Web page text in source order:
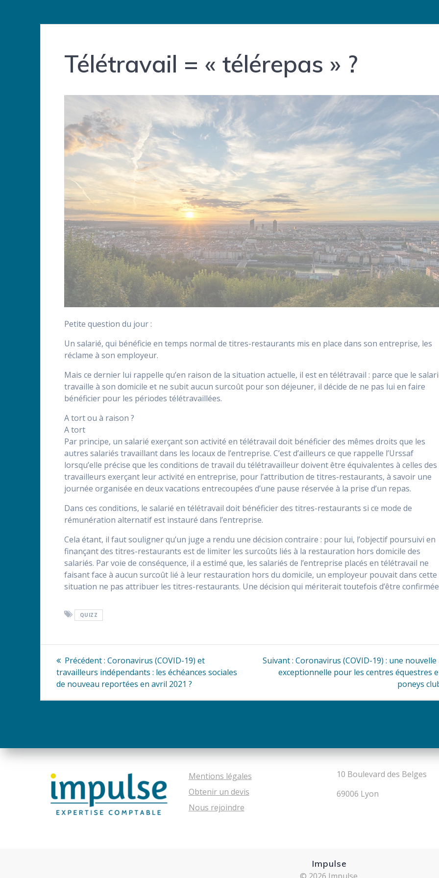
Télétravail = « télérepas » ?
Petite question du jour :
Un salarié, qui bénéficie en temps normal de titres-restaurants mis en place dans son entreprise, les
réclame à son employeur.
Mais ce dernier lui rappelle qu’en raison de la situation actuelle, il est en télétravail : parce que le
travaille à son domicile et ne subit aucun surcoût pour son déjeuner, il décide de ne pas lui en faire
bénéficier pour les périodes télétravaillées.
A tort ou à raison ?
A tort
Par principe, un salarié exerçant son activité en télétravail doit bénéficier des mêmes droits que les
autres salariés travaillant dans les locaux de l’entreprise. C’est d’ailleurs ce que rappelle l’Urssaf
lorsqu’elle précise que les conditions de travail du télétravailleur doivent être équivalentes à celles des
travailleurs exerçant leur activité en entreprise, pour l’attribution de titres-restaurants, à savoir une
journée organisée en deux vacations entrecoupées d’une pause réservée à la prise d’un repas.
Dans ces conditions, le salarié en télétravail doit bénéficier des titres-restaurants si ce mode de
rémunération alternatif est instauré dans l’entreprise.
Cela étant, il faut souligner qu’un juge a rendu une décision contraire : pour lui, l’objectif poursuivi en
finançant des titres-restaurants est de limiter les surcoûts liés à la restauration hors domicile des
salariés. Par voie de conséquence, il a estimé que, les salariés de l’entreprise placés en télétravail ne
faisant face à aucun surcoût lié à leur restauration hors du domicile, un employeur pouvait dans cette
situation ne pas attribuer les titres-restaurants. Une décision qui mériterait toutefois d’être
QUIZZ
Navigation
de
l’article
Précédent : Article
précédent
:
Coronavirus (COVID-19) et
travailleurs indépendants : les échéances sociales
de nouveau reportées en avril 2021 ?
Suivant : Article
suivant
Coronavirus (COVID-19) : une nouvelle
exceptionnelle pour les centres équestres
poneys
Mentions légales
Obtenir un devis
Nous rejoindre
10 Boulevard des Belges
69006 Lyon
Impulse